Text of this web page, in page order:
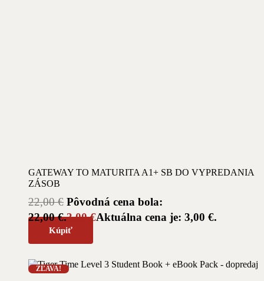
GATEWAY TO MATURITA A1+ SB DO VYPREDANIA
ZÁSOB
22,00€ Pôvodná cena bola:
22,00 €.3,00€Aktuálna cena je: 3,00 €.
Kúpiť
ZĽAVA!